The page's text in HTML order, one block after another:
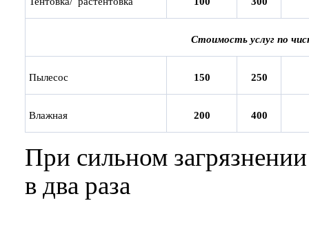
Стоимость услуг по
Пылесос 150 250
Влажная 200 400
При сильном
в два раза